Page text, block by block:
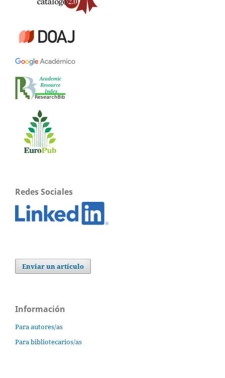
Redes Sociales
Enviar un artículo
Información
Para autores/as
Para bibliotecarios/as